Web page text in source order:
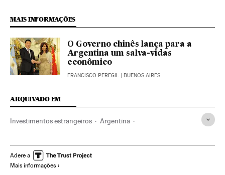
MAIS INFORMAÇÕES
O Governo chinês lança para a
Argentina um salva-vidas
econômico
FRANCISCO PEREGIL | BUENOS AIRES
ARQUIVADO EM
Investimentos estrangeiros Argentina
América do Sul América Latina
Serviços bancários
Adere a
Mais informações